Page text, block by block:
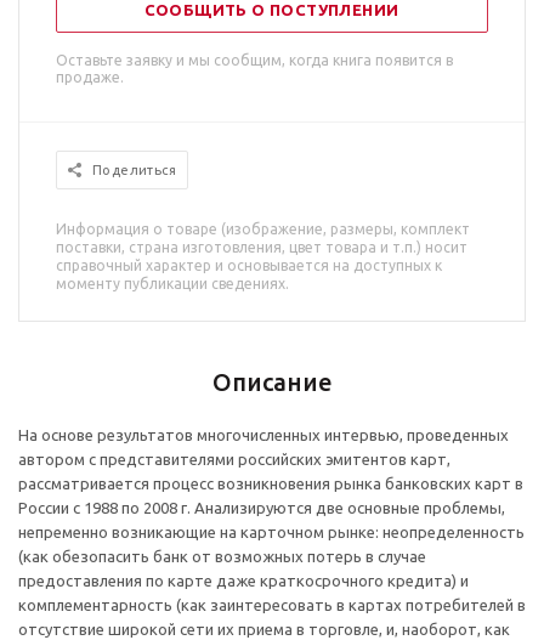
СООБЩИТЬ О ПОСТУПЛЕНИИ
Оставьте заявку и мы сообщим, когда книга появится в
продаже.
Поделиться
Информация о товаре (изображение, размеры, комплект
поставки, страна изготовления, цвет товара и т.п.) носит
справочный характер и основывается на доступных к
моменту публикации сведениях.
Описание
На основе результатов многочисленных интервью, проведенных
автором с представителями российских эмитентов карт,
рассматривается процесс возникновения рынка банковских карт в
России с 1988 по 2008 г. Анализируются две основные проблемы,
непременно возникающие на карточном рынке: неопределенность
(как обезопасить банк от возможных потерь в случае
предоставления по карте даже краткосрочного кредита) и
комплементарность (как заинтересовать в картах потребителей в
отсутствие широкой сети их приема в торговле, и, наоборот, как